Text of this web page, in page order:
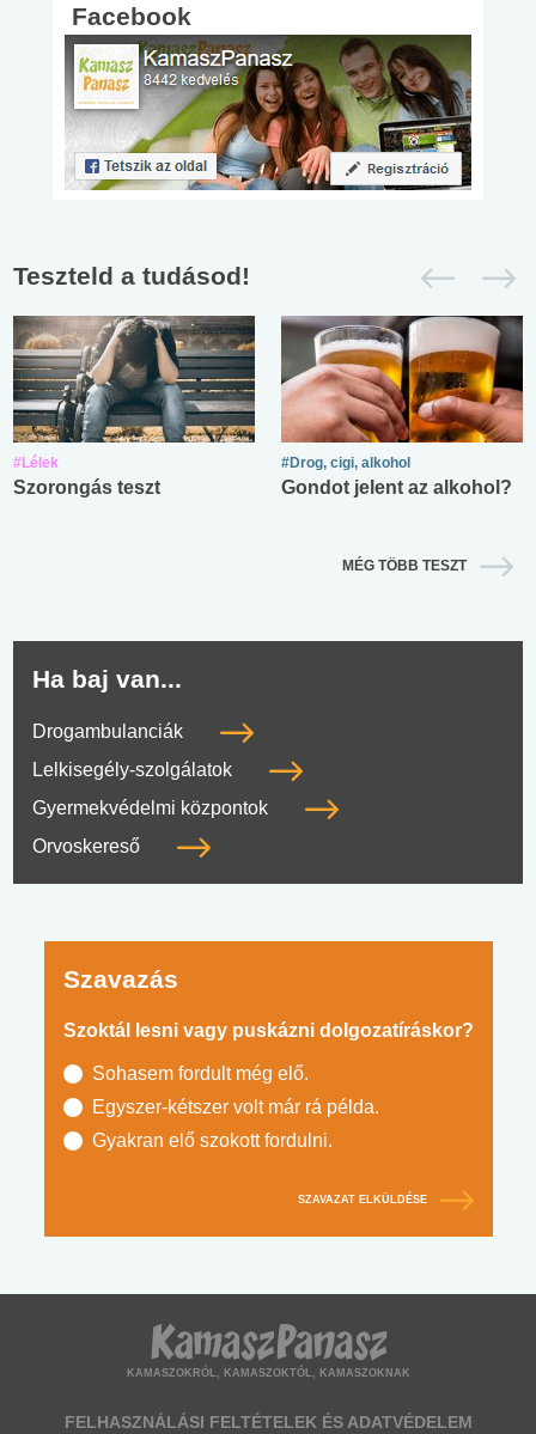
Facebook
Teszteld a tudásod!
#Lélek
Szorongás teszt
#Drog, cigi, alkohol
Gondot jelent az alkohol?
MÉG TÖBB TESZT
Ha baj van...
Drogambulanciák
Lelkisegély-szolgálatok
Gyermekvédelmi központok
Orvoskereső
Szavazás
Szoktál lesni vagy puskázni dolgozatíráskor?
Sohasem fordult még elő.
Egyszer-kétszer volt már rá példa.
Gyakran elő szokott fordulni.
SZAVAZAT ELKÜLDÉSE
KAMASZOKRÓL, KAMASZOKTÓL, KAMASZOKNAK
FELHASZNÁLÁSI FELTÉTELEK ÉS ADATVÉDELEM